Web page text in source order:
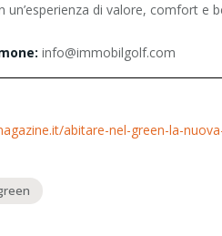
di valore, comfort e
info@immobilgolf.com
abitare-nel-green-la-